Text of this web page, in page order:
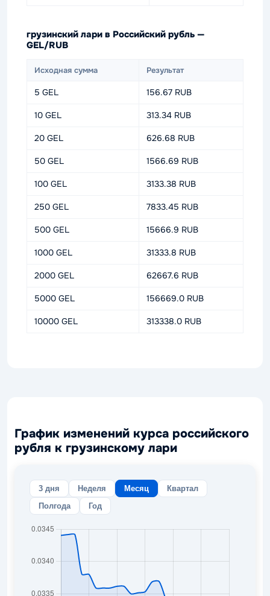
грузинский лари в Российский рубль —
GEL/RUB
Исходная сумма Результат
5 GEL 156.67 RUB
10 GEL 313.34 RUB
20 GEL 626.68 RUB
50 GEL 1566.69 RUB
100 GEL 3133.38 RUB
250 GEL 7833.45 RUB
500 GEL 15666.9 RUB
1000 GEL 31333.8 RUB
2000 GEL 62667.6 RUB
5000 GEL 156669.0 RUB
10000 GEL 313338.0 RUB
График изменений курса российского
рубля к грузинскому лари
3 дня Неделя Месяц
Квартал
Полгода
Год